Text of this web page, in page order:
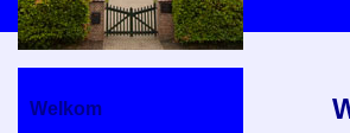
Welkom